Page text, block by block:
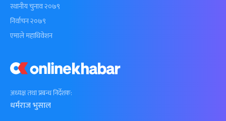
अध्यक्ष तथा प्रबन्ध निर्देशक:
धर्मराज भुसाल
स्थानीय चुनाव २०७९
निर्वाचन २०७९
एमाले महाधिवेशन